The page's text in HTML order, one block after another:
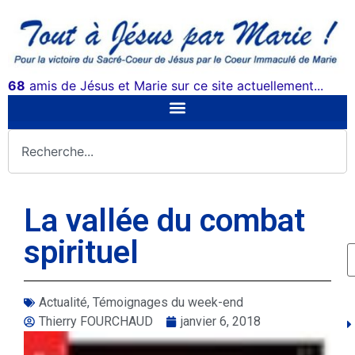
68 amis de Jésus et Marie sur ce site actuellement...
La vallée du combat
spirituel
Actualité, Témoignages du week-end
Thierry FOURCHAUD
janvier 6, 2018